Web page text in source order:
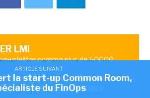
ARTICLE SUIVANT
Wikit pour injecter de l'IA
dans ses solutions
LMI
comme plus de 50000
ARTICLE SUIVANT
la start-up Common Room,
du FinOps